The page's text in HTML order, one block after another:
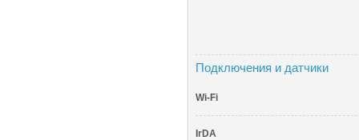
Подключения и датчики
Wi-Fi
IrDA